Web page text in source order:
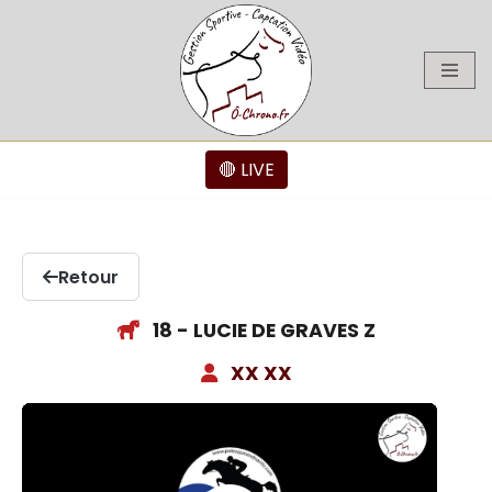
🔴 LIVE
Retour
18 - LUCIE DE GRAVES Z
XX XX